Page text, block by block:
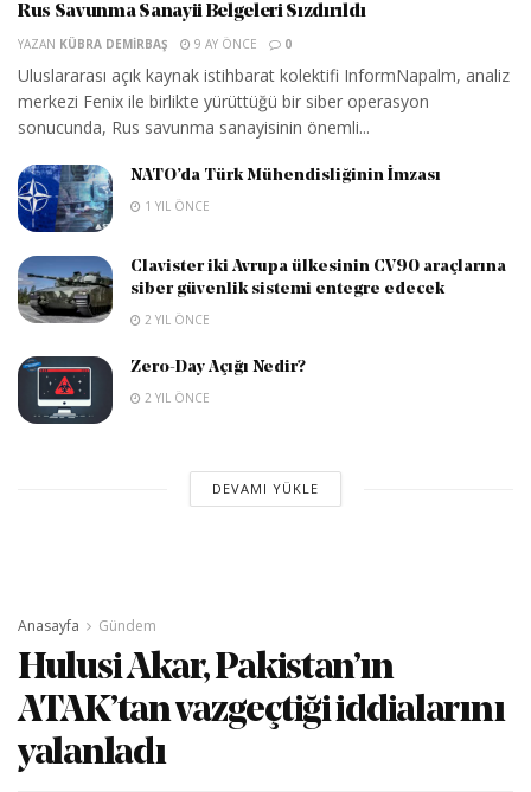
Rus Savunma Sanayii Belgeleri Sızdırıldı
YAZAN KÜBRA DEMIRBAŞ 9 AY ÖNCE 0
Uluslararası açık kaynak istihbarat kolektifi InformNapalm, analiz
merkezi Fenix ile birlikte yürüttüğü bir siber operasyon
sonucunda, Rus savunma sanayisinin önemli...
NATO’da Türk Mühendisliğinin İmzası
1 YIL ÖNCE
Clavister iki Avrupa ülkesinin CV90 araçlarına
siber güvenlik sistemi entegre edecek
2 YIL ÖNCE
Zero-Day Açığı Nedir?
2 YIL ÖNCE
DEVAMI YÜKLE
Anasayfa Gündem
Hulusi Akar, Pakistan’ın
ATAK’tan vazgeçtiği iddialarını
yalanladı